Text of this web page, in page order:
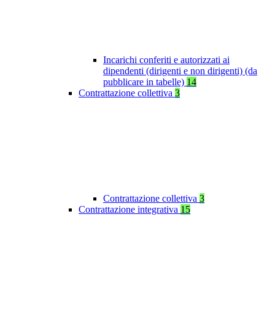
Incarichi conferiti e autorizzati ai
dipendenti (dirigenti e non dirigenti) (da
pubblicare in tabelle) 14
Contrattazione collettiva 3
Contrattazione collettiva 3
Contrattazione integrativa 15